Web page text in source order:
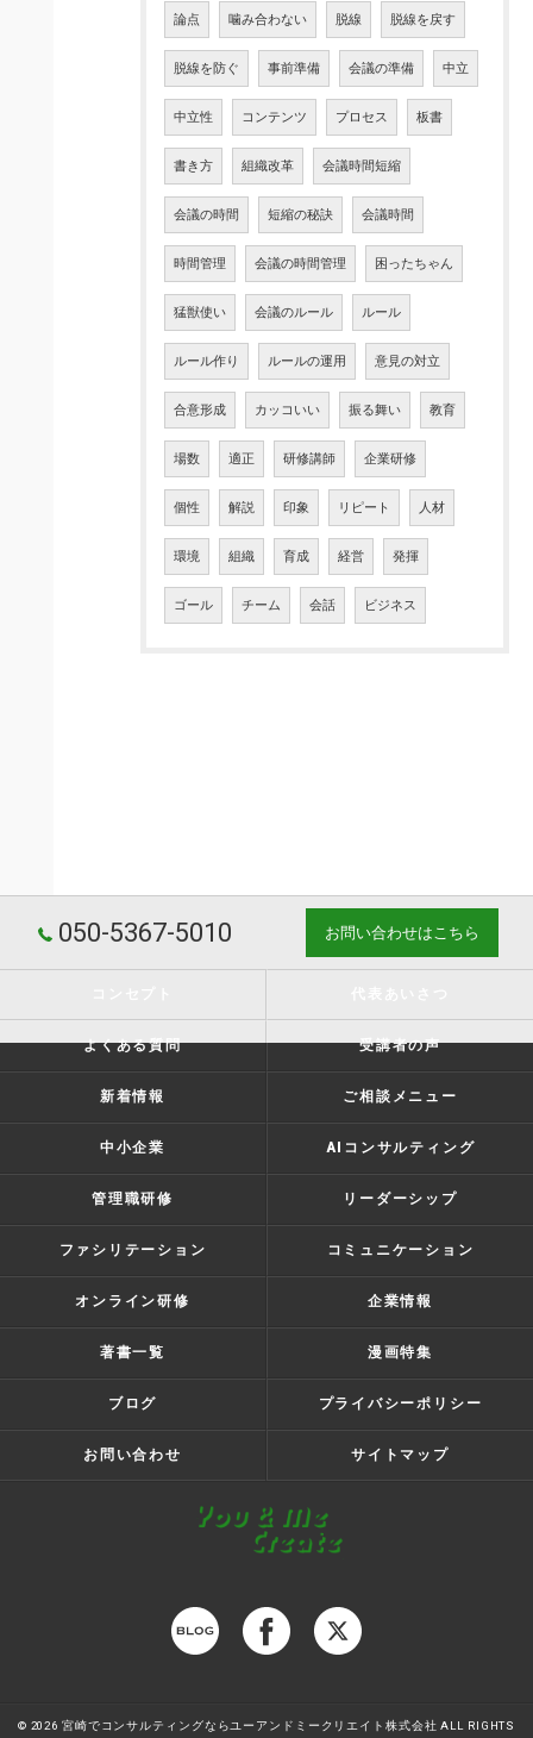
論点 噛み合わない 脱線 脱線を戻す
脱線を防ぐ 事前準備 会議の準備 中立
中立性 コンテンツ プロセス 板書
書き方 組織改革 会議時間短縮
会議の時間 短縮の秘訣 会議時間
時間管理 会議の時間管理 困ったちゃん
猛獣使い 会議のルール ルール
ルール作り ルールの運用 意見の対立
合意形成 カッコいい 振る舞い 教育
場数 適正 研修講師 企業研修
個性 解説 印象 リピート 人材
環境 組織 育成 経営 発揮
ゴール チーム 会話 ビジネス
050-5367-5010 お問い合わせはこちら
よくある質問 受講者の声
新着情報 ご相談メニュー
中小企業 AIコンサルティング
管理職研修 リーダーシップ
ファシリテーション コミュニケーション
オンライン研修 企業情報
著書一覧 漫画特集
ブログ プライバシーポリシー
お問い合わせ サイトマップ
© 2026 宮崎でコンサルティングならユーアンドミークリエイト株式会社 ALL RIGHTS